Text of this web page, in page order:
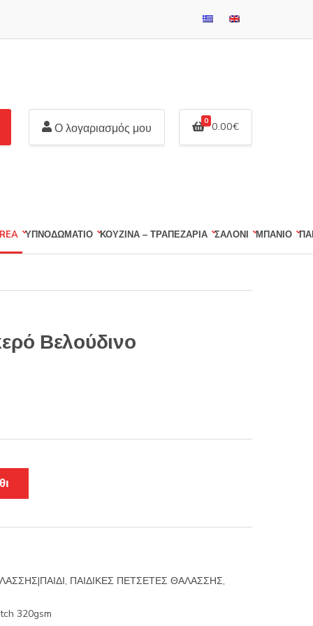
Ο λογαριασμός μου 0 0.00€
ΥΠΝΟΔΩΜΑΤΙΟ ΚΟΥΖΙΝΑ – ΤΡΑΠΕΖΑΡΙΑ ΣΑΛΟΝΙ ΜΠΑΝΙΟ
Βελούδινο
, ΠΑΙΔΙΚΕΣ ΠΕΤΣΕΤΕΣ ΘΑΛΑΣΣΗΣ,
320gsm